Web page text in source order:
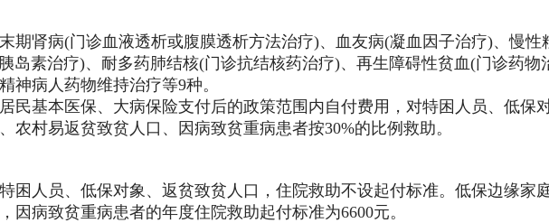
期肾病(门诊血液透析或腹膜透析方法治疗)、血友病(凝血因子治疗)、慢性
岛素治疗)、耐多药肺结核(门诊抗结核药治疗)、再生障碍性贫血(门诊药
神病人药物维持治疗等9种。
民基本医保、大病保险支付后的政策范围内自付费用，对特困人员、低保
农村易返贫致贫人口、因病致贫重病患者按30%的比例救助。
困人员、低保对象、返贫致贫人口，住院救助不设起付标准。低保边缘家
因病致贫重病患者的年度住院救助起付标准为6600元。